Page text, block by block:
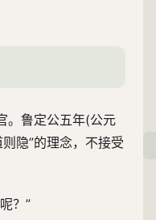
。鲁定公五年(公元
隐”的理念，不接受
？”